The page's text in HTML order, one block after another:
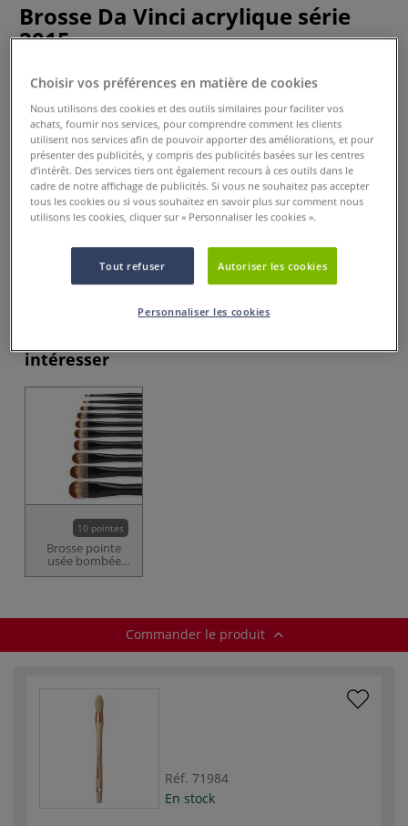
Brosse Da Vinci acrylique série
2015
0 Commentaires
Brosse idéale pour les grands aplats et les effets de
granulation à l’acrylique.
Plus
Prix TTC
intéresser
10 pointes
Brosse pointe
usée bombée
imitation
Commander le produit
Réf. 71984
En stock
Choisir vos préférences en matière de cookies
Nous utilisons des cookies et des outils similaires pour faciliter vos
achats, fournir nos services, pour comprendre comment les clients
utilisent nos services afin de pouvoir apporter des améliorations, et pour
présenter des publicités, y compris des publicités basées sur les centres
d’intérêt. Des services tiers ont également recours à ces outils dans le
cadre de notre affichage de publicités. Si vous ne souhaitez pas accepter
tous les cookies ou si vous souhaitez en savoir plus sur comment nous
utilisons les cookies, cliquer sur « Personnaliser les cookies ».
Tout refuser Autoriser les cookies
Personnaliser les cookies